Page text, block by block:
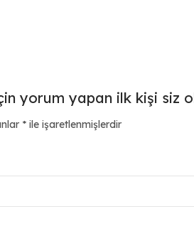
yorum yapan ilk kişi siz
* ile işaretlenmişlerdir